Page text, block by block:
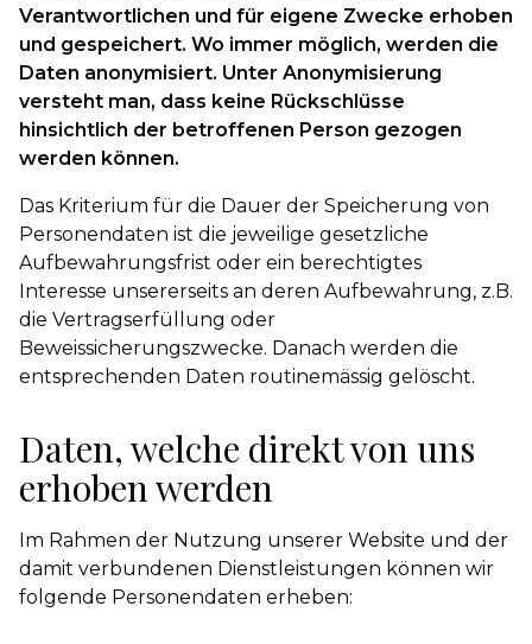
Verantwortlichen und für eigene Zwecke erhoben
und gespeichert. Wo immer möglich, werden die
Daten anonymisiert. Unter Anonymisierung
versteht man, dass keine Rückschlüsse
hinsichtlich der betroffenen Person gezogen
werden können.
Das Kriterium für die Dauer der Speicherung von
Personendaten ist die jeweilige gesetzliche
Aufbewahrungsfrist oder ein berechtigtes
Interesse unsererseits an deren Aufbewahrung, z.B.
die Vertragserfüllung oder
Beweissicherungszwecke. Danach werden die
entsprechenden Daten routinemässig gelöscht.
Daten, welche direkt von uns
erhoben werden
Im Rahmen der Nutzung unserer Website und der
damit verbundenen Dienstleistungen können wir
folgende Personendaten erheben: